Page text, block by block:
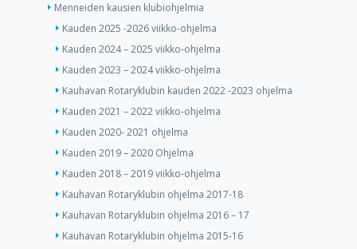
Menneiden kausien klubiohjelmia
Kauden 2025 -2026 viikko-ohjelma
Kauden 2024 – 2025 viikko-ohjelma
Kauden 2023 – 2024 viikko-ohjelma
Kauhavan Rotaryklubin kauden 2022 -2023 ohjelma
Kauden 2021 – 2022 viikko-ohjelma
Kauden 2020- 2021 ohjelma
Kauden 2019 – 2020 Ohjelma
Kauden 2018 – 2019 viikko-ohjelma
Kauhavan Rotaryklubin ohjelma 2017-18
Kauhavan Rotaryklubin ohjelma 2016 – 17
Kauhavan Rotaryklubin ohjelma 2015-16